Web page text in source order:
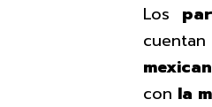
Los
con la